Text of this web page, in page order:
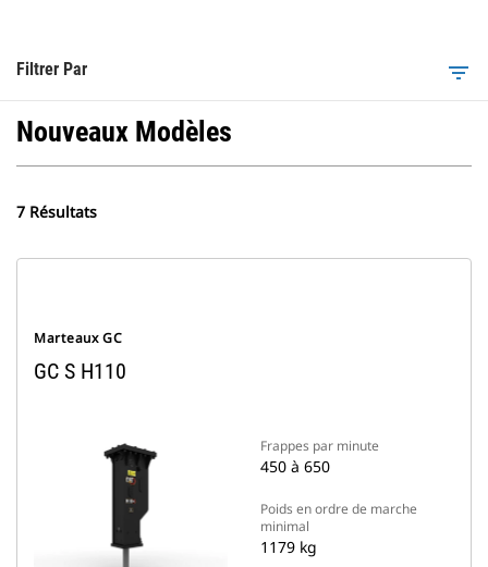
Filtrer Par filter_list
Nouveaux Modèles
7 Résultats
Marteaux GC
GC S H110
Frappes par minute
450 à 650
Poids en ordre de marche
minimal
1179 kg